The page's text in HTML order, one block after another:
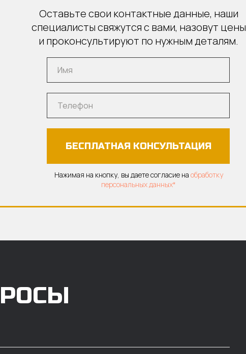
Оставьте свои контактные данные, наши
специалисты свяжутся с вами, назовут цены
и проконсультируют по нужным деталям.
БЕСПЛАТНАЯ КОНСУЛЬТАЦИЯ
Нажимая на кнопку, вы даете согласие на обработку
персональных данных*